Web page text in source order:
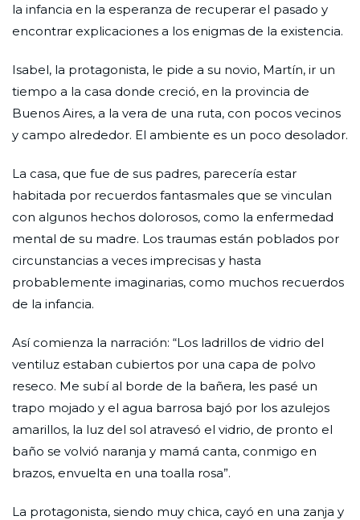
la infancia en la esperanza de recuperar el pasado y
encontrar explicaciones a los enigmas de la existencia.
Isabel, la protagonista, le pide a su novio, Martín, ir un
tiempo a la casa donde creció, en la provincia de
Buenos Aires, a la vera de una ruta, con pocos vecinos
y campo alrededor. El ambiente es un poco desolador.
La casa, que fue de sus padres, parecería estar
habitada por recuerdos fantasmales que se vinculan
con algunos hechos dolorosos, como la enfermedad
mental de su madre. Los traumas están poblados por
circunstancias a veces imprecisas y hasta
probablemente imaginarias, como muchos recuerdos
de la infancia.
Así comienza la narración: “Los ladrillos de vidrio del
ventiluz estaban cubiertos por una capa de polvo
reseco. Me subí al borde de la bañera, les pasé un
trapo mojado y el agua barrosa bajó por los azulejos
amarillos, la luz del sol atravesó el vidrio, de pronto el
baño se volvió naranja y mamá canta, conmigo en
brazos, envuelta en una toalla rosa”.
La protagonista, siendo muy chica, cayó en una zanja y